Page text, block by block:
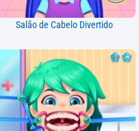
Salão de Cabelo Divertido